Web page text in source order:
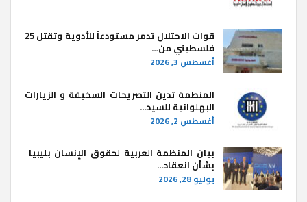
قوات الاحتلال تدمر مستودعاً للأدوية وتقتل 25
فلسطيني من…
أغسطس 3, 2026
المنطمة تدين التصريحات السخيفة و الزيارات
البهلوانية للسيد…
أغسطس 2, 2026
بيان المنظمة العربية لحقوق الإنسان بليبيا ​
بشأن انعقاد…
يوليو 28, 2026